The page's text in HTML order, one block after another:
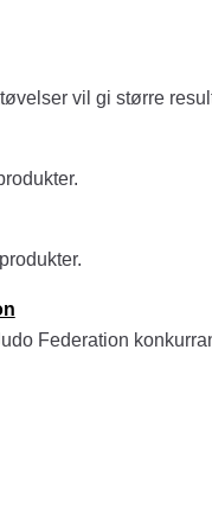
vil gi større
Federation